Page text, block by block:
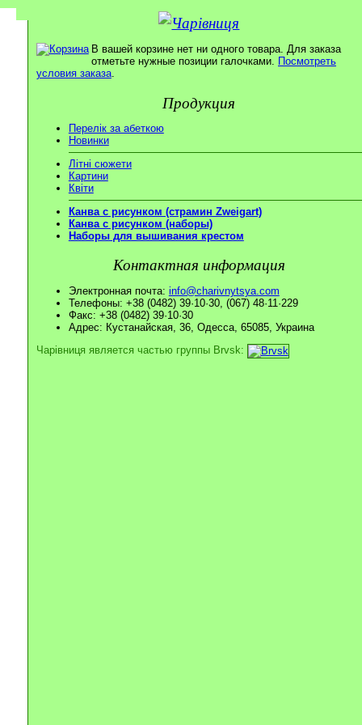
В вашей корзине нет ни одного товара. Для заказа
отметьте нужные позиции галочками. Посмотреть
условия заказа.
Продукция
Перелік за абеткою
Новинки
Літні сюжети
Картини
Квіти
Канва с рисунком (страмин Zweigart)
Канва с рисунком (наборы)
Наборы для вышивания крестом
Контактная информация
Электронная почта: info@charivnytsya.com
Телефоны: +38 (0482) 39·10·30, (067) 48·11·229
Факс: +38 (0482) 39·10·30
Адрес: Кустанайская, 36, Одесса, 65085, Украина
Чарівниця является частью группы Brvsk: